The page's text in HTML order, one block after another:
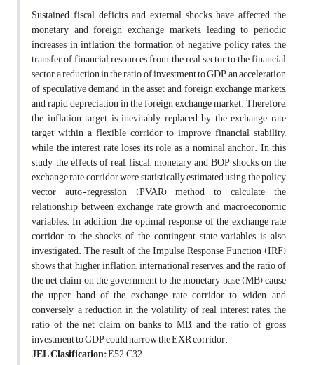
Sustained fiscal deficits and external shocks have affected the
monetary and foreign exchange markets, leading to periodic
increases in inflation, the formation of negative policy rates, the
transfer of financial resources from the real sector to the financial
sector, a reduction in the ratio of investment to GDP, an acceleration
of speculative demand in the asset and foreign exchange markets,
and rapid depreciation in the foreign exchange market. Therefore,
the inflation target is inevitably replaced by the exchange rate
target within a flexible corridor to improve financial stability,
while the interest rate loses its role as a nominal anchor. In this
study, the effects of real, fiscal, monetary and BOP shocks on the
exchange rate corridor were statistically estimated using the policy
vector auto-regression (PVAR) method to calculate the
relationship between exchange rate growth and macroeconomic
variables. In addition, the optimal response of the exchange rate
corridor to the shocks of the contingent state variables is also
investigated. The result of the Impulse Response Function (IRF)
shows that higher inflation, international reserves, and the ratio of
the net claim on the government to the monetary base (MB) cause
the upper band of the exchange rate corridor to widen, and
conversely, a reduction in the volatility of real interest rates, the
ratio of the net claim on banks to MB, and the ratio of gross
investment to GDP could narrow the EXR corridor.
JEL Clasification:E52, C32.